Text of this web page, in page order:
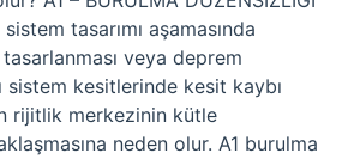
sistem tasarımı aşamasında
veya deprem
sistem kesitlerinde kesit kaybı
rijitlik merkezinin kütle
neden olur. A1 burulma